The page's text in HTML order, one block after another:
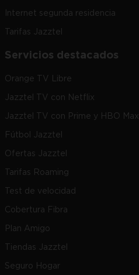
Internet segunda residencia
Tarifas Jazztel
Servicios destacados
Orange TV Libre
Jazztel TV con Netflix
Jazztel TV con Prime y HBO Max
Fútbol Jazztel
Ofertas Jazztel
Tarifas Roaming
Test de velocidad
Cobertura Fibra
Plan Amigo
Tiendas Jazztel
Seguro Hogar